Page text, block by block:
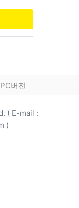
PC버전
( E-mail :
)